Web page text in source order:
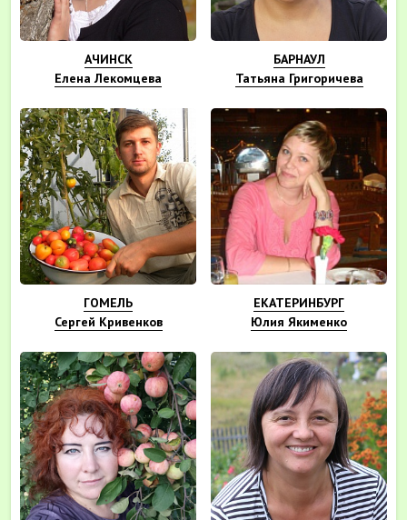
АЧИНСК
Елена Лекомцева
БАРНАУЛ
Татьяна Григоричева
ГОМЕЛЬ
Сергей Кривенков
ЕКАТЕРИНБУРГ
Юлия Якименко